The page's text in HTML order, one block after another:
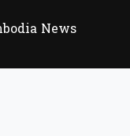
News